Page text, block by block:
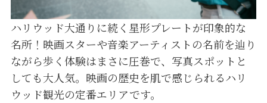
ハリウッド大通りに続く星形プレートが印象的な
名所！映画スターや音楽アーティストの名前を辿り
ながら歩く体験はまさに圧巻で、写真スポットと
しても大人気。映画の歴史を肌で感じられるハリ
ウッド観光の定番エリアです。